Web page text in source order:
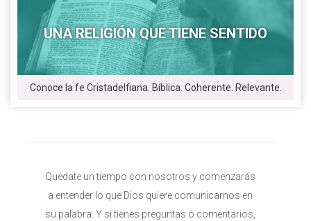
UNA RELIGIÓN QUE TIENE SENTIDO
Conoce la fe Cristadelfiana. Bíblica. Coherente. Relevante.
Quedate un tiempo con nosotros y comenzarás
a entender lo que Dios quiere comunicarnos en
su palabra. Y si tienes preguntas o comentarios,